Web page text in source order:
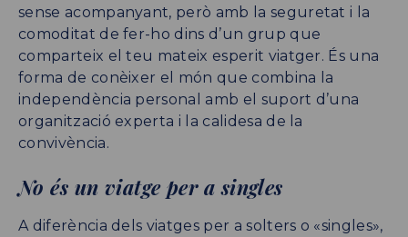
sense acompanyant, però amb la seguretat i la
comoditat de fer-ho dins d’un grup que
comparteix el teu mateix esperit viatger. És una
forma de conèixer el món que combina la
independència personal amb el suport d’una
organització experta i la calidesa de la
convivència.
No és un viatge per a singles
A diferència dels viatges per a solters o «singles»,